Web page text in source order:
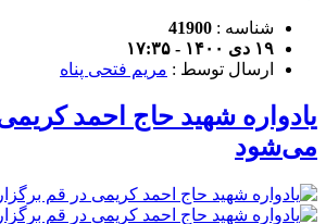
شناسه : 41900
۱۹ دی ۱۴۰۰ - ۱۷:۳۵
ارسال توسط : مریم فتحی پناه
یادواره شهید حاج احمد
می‌شود